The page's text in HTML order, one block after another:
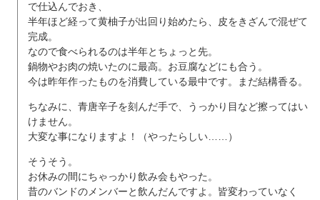
で仕込んでおき、
半年ほど経って黄柚子が出回り始めたら、皮をきざんで混ぜて
完成。
なので食べられるのは半年とちょっと先。
鍋物やお肉の焼いたのに最高。お豆腐などにも合う。
今は昨年作ったものを消費している最中です。まだ結構香る。
ちなみに、青唐辛子を刻んだ手で、うっかり目など擦ってはい
けません。
大変な事になりますよ！（やったらしい……）
そうそう。
お休みの間にちゃっかり飲み会もやった。
昔のバンドのメンバーと飲んだんですよ。皆変わっていなく